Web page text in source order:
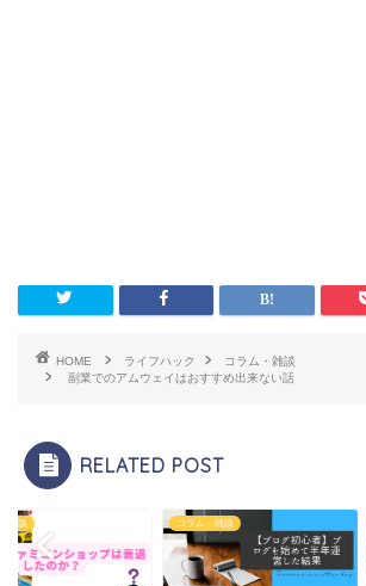
HOME ライフハック
コラム・雑談
副業でのアムウェイはおすすめ出来ない話
RELATED POST
・雑談 コラム・雑談